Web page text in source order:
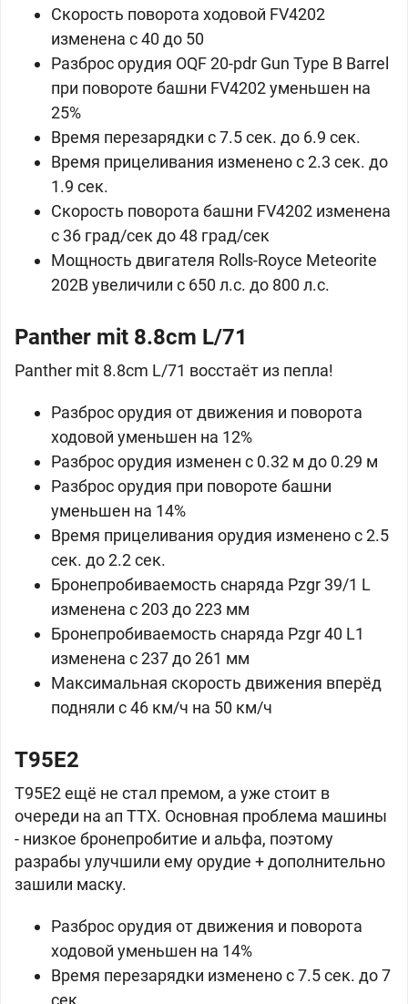
Скорость поворота ходовой FV4202
изменена с 40 до 50
Разброс орудия OQF 20-pdr Gun Type B Barrel
при повороте башни FV4202 уменьшен на
25%
Время перезарядки с 7.5 сек. до 6.9 сек.
Время прицеливания изменено с 2.3 сек. до
1.9 сек.
Скорость поворота башни FV4202 изменена
с 36 град/сек до 48 град/сек
Мощность двигателя Rolls-Royce Meteorite
202B увеличили с 650 л.с. до 800 л.с.
Panther mit 8.8cm L/71
Panther mit 8.8cm L/71 восстаёт из пепла!
Разброс орудия от движения и поворота
ходовой уменьшен на 12%
Разброс орудия изменен с 0.32 м до 0.29 м
Разброс орудия при повороте башни
уменьшен на 14%
Время прицеливания орудия изменено с 2.5
сек. до 2.2 сек.
Бронепробиваемость снаряда Pzgr 39/1 L
изменена с 203 до 223 мм
Бронепробиваемость снаряда Pzgr 40 L1
изменена с 237 до 261 мм
Максимальная скорость движения вперёд
подняли с 46 км/ч на 50 км/ч
T95E2
T95E2 ещё не стал премом, а уже стоит в
очереди на ап ТТХ. Основная проблема машины
- низкое бронепробитие и альфа, поэтому
разрабы улучшили ему орудие + дополнительно
зашили маску.
Разброс орудия от движения и поворота
ходовой уменьшен на 14%
Время перезарядки изменено с 7.5 сек. до 7
сек.